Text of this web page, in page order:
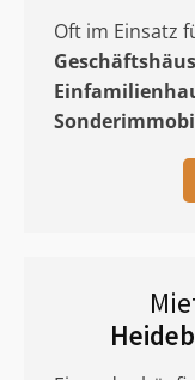
Oft im Einsatz